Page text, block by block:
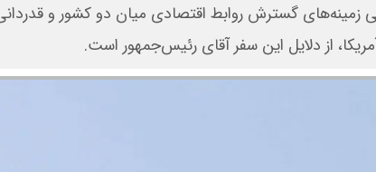
زمینه‌های گسترش روابط اقتصادی میان دو کشور و
از دلایل این سفر آقای رئیس‌جمهور است.